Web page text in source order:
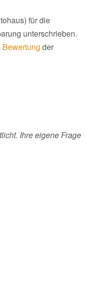
für die
unterschrieben.
Bewertung der
Ihre eigene Frage